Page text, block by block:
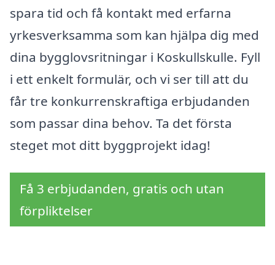
spara tid och få kontakt med erfarna
yrkesverksamma som kan hjälpa dig med
dina bygglovsritningar i Koskullskulle. Fyll
i ett enkelt formulär, och vi ser till att du
får tre konkurrenskraftiga erbjudanden
som passar dina behov. Ta det första
steget mot ditt byggprojekt idag!
Få 3 erbjudanden, gratis och utan
förpliktelser